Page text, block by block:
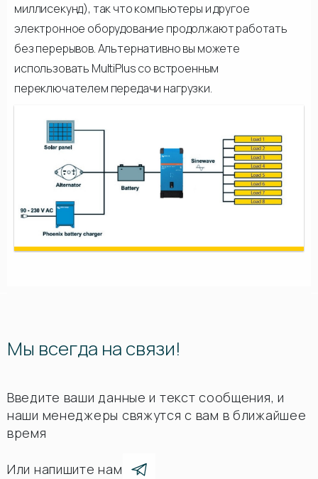
миллисекунд), так что компьютеры и другое
электронное оборудование продолжают работать
без перерывов. Альтернативно вы можете
использовать MultiPlus со встроенным
переключателем передачи нагрузки.
Мы всегда на связи!
Введите ваши данные и текст сообщения, и
наши менеджеры свяжутся с вам в ближайшее
время
Или напишите нам